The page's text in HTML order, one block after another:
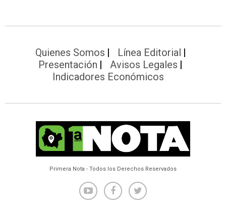
Quienes Somos
Línea Editorial
Presentación
Avisos Legales
Indicadores Económicos
Primera Nota - Todos los Derechos Reservados